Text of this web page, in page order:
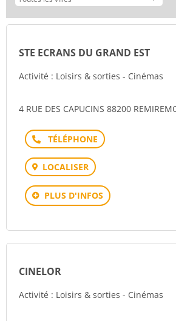
STE ECRANS DU GRAND EST
Activité : Loisirs & sorties - Cinémas
4 RUE DES CAPUCINS 88200
Téléphone
LOCALISER
PLUS D'INFOS
CINELOR
Activité : Loisirs & sorties - Cinémas